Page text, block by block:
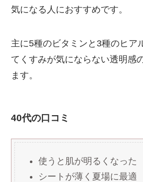
気になる人におすすめです。
主に5種のビタミンと3種のヒア
てくすみが気にならない透明感
ます。
40代の口コミ
使うと肌が明るくなった
シートが薄く夏場に最適